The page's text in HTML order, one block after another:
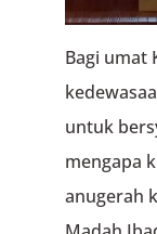
Bagi umat
untuk
mengapa
anugerah